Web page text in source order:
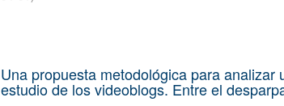
Una propuesta metodológica para
estudio de los videoblogs. Entre el